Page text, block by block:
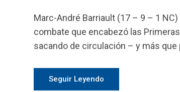
Marc-André Barriault (17 – 9 – 1
combate que encabezó las
sacando de circulación – y más que
Seguir Leyendo